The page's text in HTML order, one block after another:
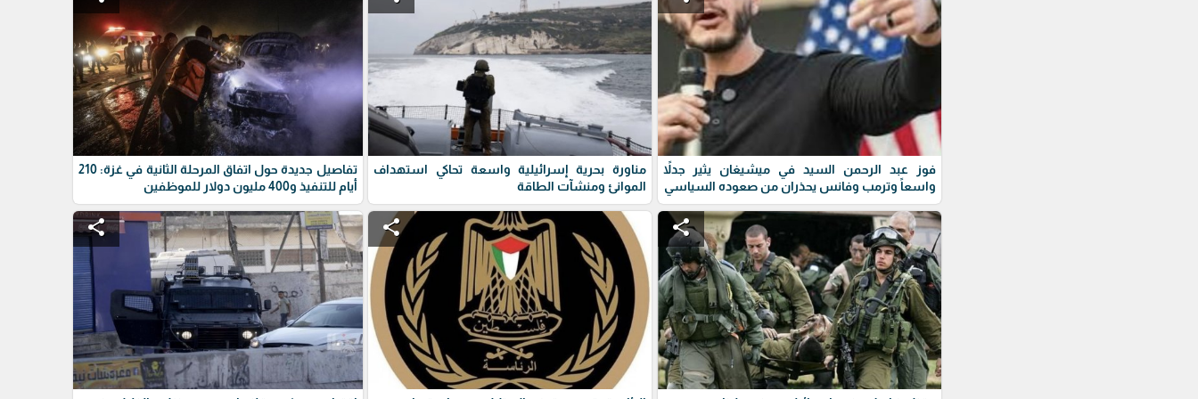
فوز عبد الرحمن السيد في ميشيغان يثير جدلاً
واسعاً وترمب وفانس يحذران من صعوده السياسي
مناورة بحرية إسرائيلية واسعة تحاكي استهداف
الموانئ ومنشآت الطاقة
تفاصيل جديدة حول اتفاق المرحلة الثانية في غزة: 210
أيام للتنفيذ و400 مليون دولار للموظفين
share
share
share